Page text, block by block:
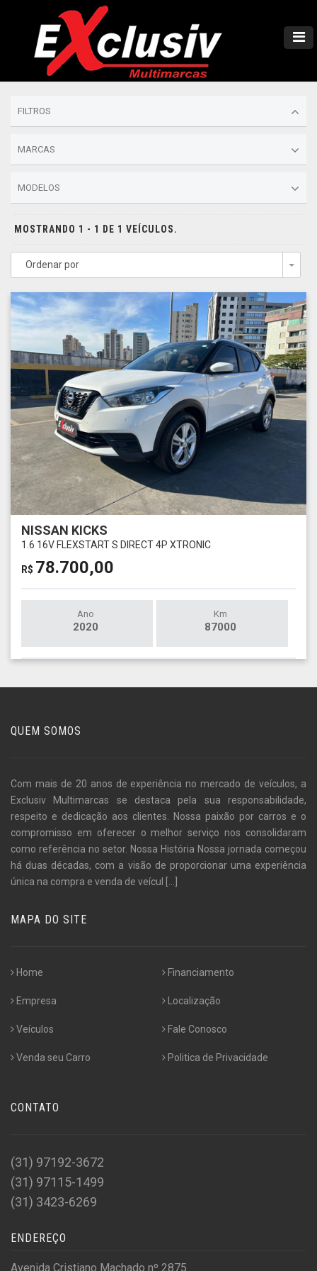
FILTROS
MARCAS
MODELOS
MOSTRANDO 1 - 1 DE 1 VEÍCULOS.
Ordenar por
NISSAN KICKS
1.6 16V FLEXSTART S DIRECT 4P XTRONIC
R$ 78.700,00
Ano
2020
Km
87000
QUEM SOMOS
Com mais de 20 anos de experiência no mercado de veículos, a
Exclusiv Multimarcas se destaca pela sua responsabilidade,
respeito e dedicação aos clientes. Nossa paixão por carros e o
compromisso em oferecer o melhor serviço nos consolidaram
como referência no setor. Nossa História Nossa jornada começou
há duas décadas, com a visão de proporcionar uma experiência
única na compra e venda de veícul [...]
MAPA DO SITE
Home
Empresa
Veículos
Venda seu Carro
Financiamento
Localização
Fale Conosco
Politica de Privacidade
CONTATO
(31) 97192-3672
(31) 97115-1499
(31) 3423-6269
ENDEREÇO
Avenida Cristiano Machado nº 2875